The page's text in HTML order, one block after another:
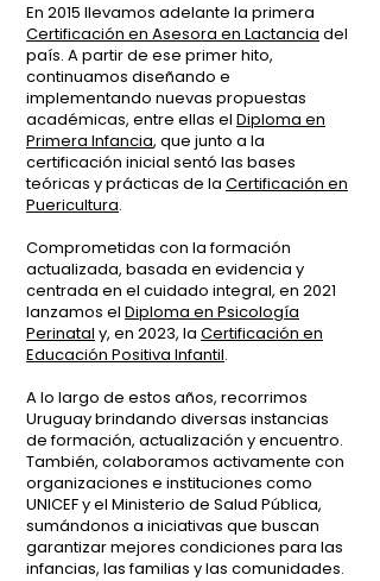
En 2015 llevamos adelante la primera
Certificación en Asesora en Lactancia del
país. A partir de ese primer hito,
continuamos diseñando e
implementando nuevas propuestas
académicas, entre ellas el Diploma en
Primera Infancia, que junto a la
certificación inicial sentó las bases
teóricas y prácticas de la Certificación en
Puericultura.
Comprometidas con la formación
actualizada, basada en evidencia y
centrada en el cuidado integral, en 2021
lanzamos el Diploma en Psicología
Perinatal y, en 2023, la Certificación en
Educación Positiva Infantil.
A lo largo de estos años, recorrimos
Uruguay brindando diversas instancias
de formación, actualización y encuentro.
También, colaboramos activamente con
organizaciones e instituciones como
UNICEF y el Ministerio de Salud Pública,
sumándonos a iniciativas que buscan
garantizar mejores condiciones para las
infancias, las familias y las comunidades.